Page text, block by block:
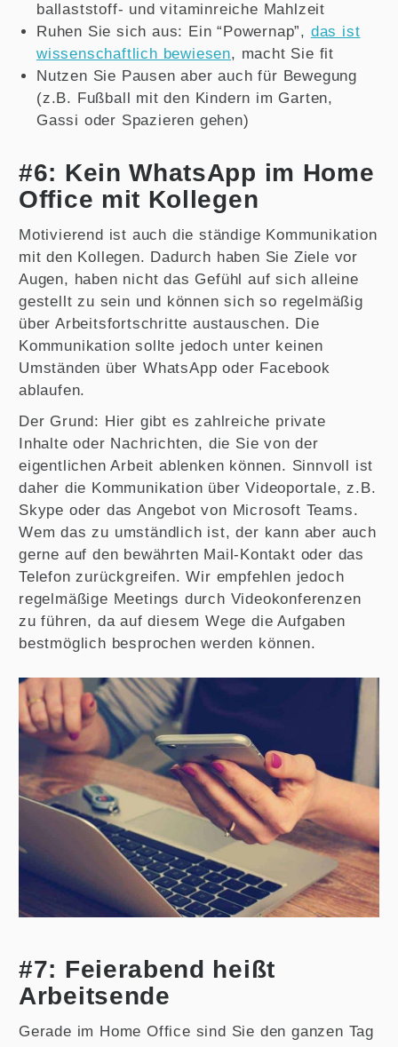
ballaststoff- und vitaminreiche Mahlzeit
Ruhen Sie sich aus: Ein “Powernap”, das ist
wissenschaftlich bewiesen, macht Sie fit
Nutzen Sie Pausen aber auch für Bewegung
(z.B. Fußball mit den Kindern im Garten,
Gassi oder Spazieren gehen)
#6: Kein WhatsApp im Home
Office mit Kollegen
Motivierend ist auch die ständige Kommunikation
mit den Kollegen. Dadurch haben Sie Ziele vor
Augen, haben nicht das Gefühl auf sich alleine
gestellt zu sein und können sich so regelmäßig
über Arbeitsfortschritte austauschen. Die
Kommunikation sollte jedoch unter keinen
Umständen über WhatsApp oder Facebook
ablaufen.
Der Grund: Hier gibt es zahlreiche private
Inhalte oder Nachrichten, die Sie von der
eigentlichen Arbeit ablenken können. Sinnvoll ist
daher die Kommunikation über Videoportale, z.B.
Skype oder das Angebot von Microsoft Teams.
Wem das zu umständlich ist, der kann aber auch
gerne auf den bewährten Mail-Kontakt oder das
Telefon zurückgreifen. Wir empfehlen jedoch
regelmäßige Meetings durch Videokonferenzen
zu führen, da auf diesem Wege die Aufgaben
bestmöglich besprochen werden können.
#7: Feierabend heißt
Arbeitsende
Gerade im Home Office sind Sie den ganzen Tag